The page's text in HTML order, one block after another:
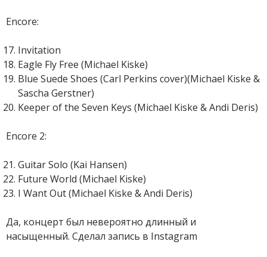
Encore:
Invitation
Eagle Fly Free (Michael Kiske)
Blue Suede Shoes (Carl Perkins cover)(Michael Kiske &
Sascha Gerstner)
Keeper of the Seven Keys (Michael Kiske & Andi Deris)
Encore 2:
Guitar Solo (Kai Hansen)
Future World (Michael Kiske)
I Want Out (Michael Kiske & Andi Deris)
Да, концерт был невероятно длинный и
насыщенный. Сделал запись в Instagram